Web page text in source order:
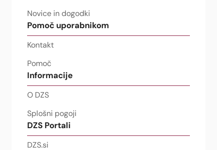
Novice in dogodki
Pomoč uporabnikom
Kontakt
Pomoč
Informacije
O DZS
Splošni pogoji
DZS Portali
DZS.si